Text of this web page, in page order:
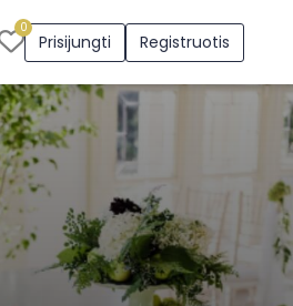
0
Prisijungti Registruotis